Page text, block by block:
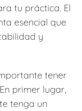
tu práctica. El
esencial que
y
tener
primer lugar,
tenga un